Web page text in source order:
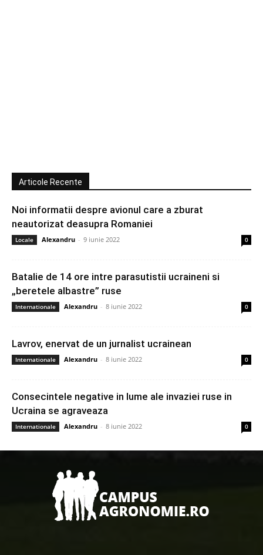
Articole Recente
Noi informatii despre avionul care a zburat
neautorizat deasupra Romaniei
Locale Alexandru - 9 iunie 2022 0
Batalie de 14 ore intre parasutistii ucraineni si
„beretele albastre” ruse
Internationale Alexandru - 8 iunie 2022 0
Lavrov, enervat de un jurnalist ucrainean
Internationale Alexandru - 8 iunie 2022 0
Consecintele negative in lume ale invaziei ruse in
Ucraina se agraveaza
Internationale Alexandru - 8 iunie 2022 0